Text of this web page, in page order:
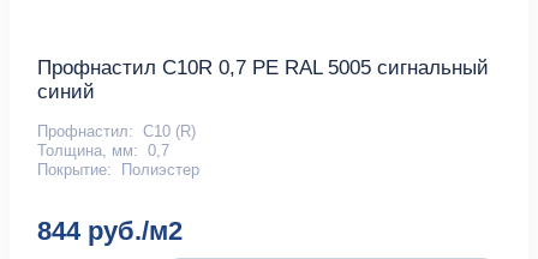
Профнастил С10R 0,7 PE RAL 5005 сигнальный
синий
Профнастил: С10 (R)
Толщина, мм: 0,7
Покрытие:
Полиэстер
844 руб./м2